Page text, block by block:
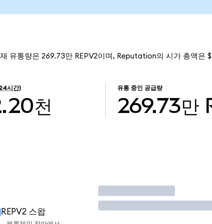
유통량은 269.73만 REPV2이며, Reputation의 시가 총액은
시간)
천
유통 중인 공급량
269.73만
REPV2 스왑
거래